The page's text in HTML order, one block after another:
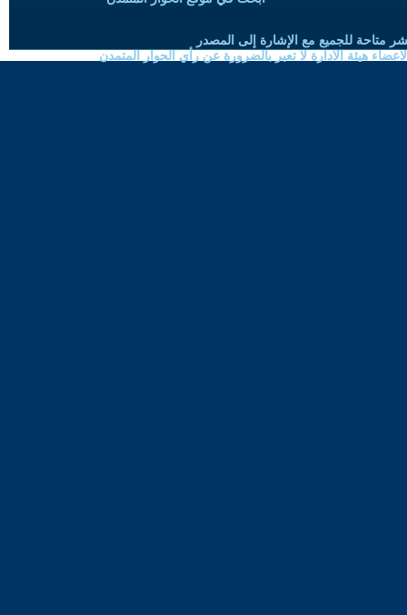
متاحة للجميع مع الإشارة إلى المصدر
هيئة الادارة لا تعبر بالضرورة عن رأي الحوار المتمدن